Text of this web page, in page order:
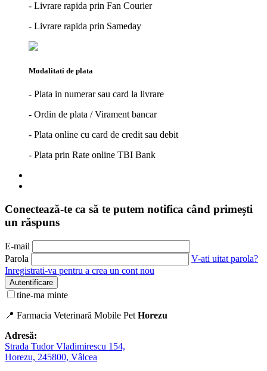
- Livrare rapida prin Fan Courier
- Livrare rapida prin Sameday
Modalitati de plata
- Plata in numerar sau card la livrare
- Ordin de plata / Virament bancar
- Plata online cu card de credit sau debit
- Plata prin Rate online TBI Bank
Conectează-te ca să te putem notifica când primești
un răspuns
E-mail
Parola
V-ati uitat parola?
Inregistrati-va pentru a crea un cont nou
Autentificare
tine-ma minte
📍 Farmacia Veterinară Mobile Pet Horezu
Adresă:
Strada Tudor Vladimirescu 154,
Horezu, 245800, Vâlcea